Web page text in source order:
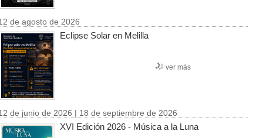
de agosto de 2026
Eclipse Solar en Melilla
ver más
de junio de 2026 | 18 de septiembre de 2026
XVI Edición 2026 - Música a la Luna